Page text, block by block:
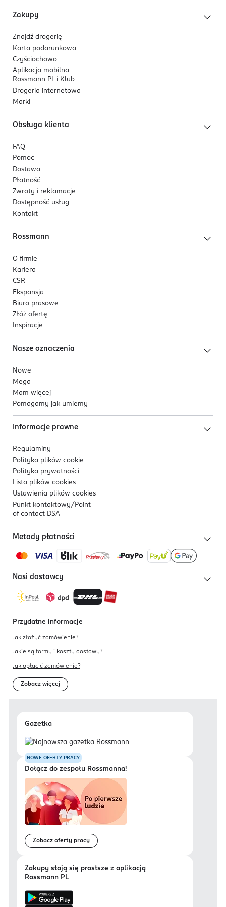
Zakupy
Znajdź drogerię
Karta podarunkowa
Czyściochowo
Aplikacja mobilna
Rossmann PL i Klub
Drogeria internetowa
Marki
Obsługa klienta
FAQ
Pomoc
Dostawa
Płatność
Zwroty i reklamacje
Dostępność usług
Kontakt
Rossmann
O firmie
Kariera
CSR
Ekspansja
Biuro prasowe
Złóż ofertę
Inspiracje
Nasze oznaczenia
Nowe
Mega
Mam więcej
Pomagamy jak umiemy
Informacje prawne
Regulaminy
Polityka plików cookie
Polityka prywatności
Lista plików cookies
Ustawienia plików cookies
Punkt kontaktowy/ Point
of contact DSA
Metody płatności
Nasi dostawcy
Przydatne informacje
Jak złożyć zamówienie?
Jakie są formy i koszty dostawy?
Jak opłacić zamówienie?
Zobacz więcej
Gazetka
NOWE OFERTY PRACY
Dołącz do zespołu Rossmanna!
Zobacz oferty pracy
Zakupy stają się prostsze z aplikacją
Rossmann PL